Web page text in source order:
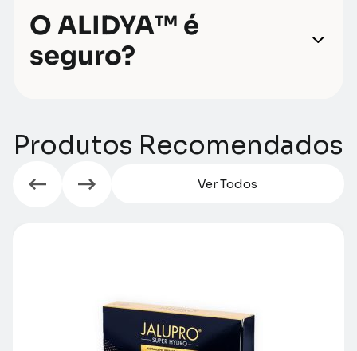
O ALIDYA™ é
seguro?
Produtos Recomendados
Ver Todos